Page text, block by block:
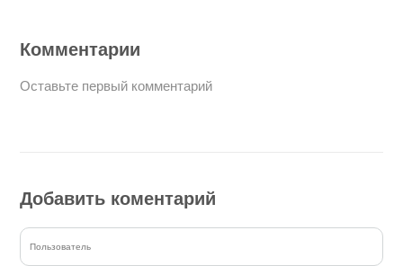
Комментарии
Оставьте первый комментарий
Добавить коментарий